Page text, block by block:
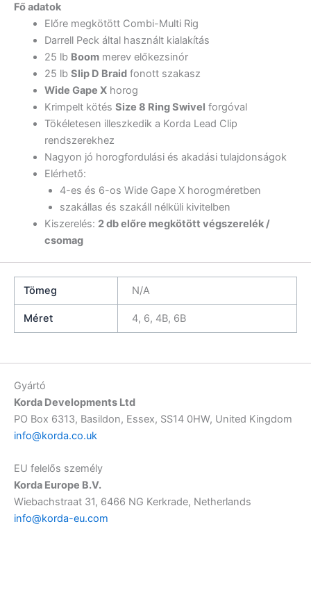
Fő adatok
Előre megkötött Combi-Multi Rig
Darrell Peckáltal használt kialakítás
25 lb Boommerev előkezsinór
25 lb Slip D Braidfonott szakasz
Wide Gape Xhorog
Krimpelt kötés Size 8 Ring Swivel forgóval
Tökéletesen illeszkedik a Korda Lead Clip
rendszerekhez
Nagyon jó horogfordulási és akadási tulajdonságok
Elérhető:
4-es és 6-os Wide Gape X horogméretben
szakállas és szakáll nélküli kivitelben
Kiszerelés: 2 db előre megkötött végszerelék /
csomag
Tömeg N/A
Méret 4, 6, 4B, 6B
Gyártó
Korda Developments Ltd
PO Box 6313, Basildon, Essex, SS14 0HW, United Kingdom
info@korda.co.uk
EU felelős személy
Korda Europe B.V.
Wiebachstraat 31, 6466 NG Kerkrade, Netherlands
info@korda-eu.com